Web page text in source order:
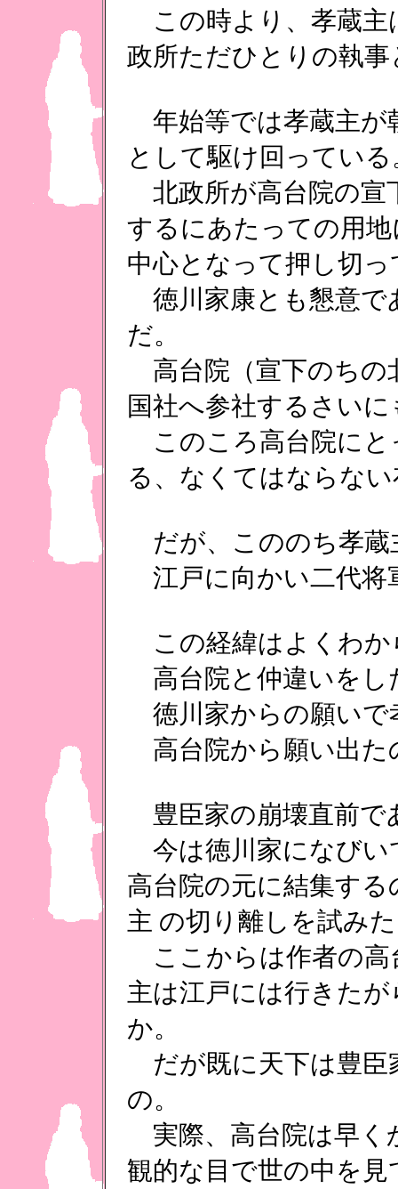
この時より、孝蔵主
政所ただひとりの執
年始等では孝蔵主が
として駆け回っている
北政所が高台院の宣
するにあたっての用
中心となって押し切
徳川家康とも懇意で
だ。
高台院（宣下のちの
国社へ参社するさい
このころ高台院にと
る、なくてはならな
だが、こののち孝蔵
江戸に向かい二代将
この経緯はよくわか
高台院と仲違いをし
徳川家からの願いで
高台院から願い出た
豊臣家の崩壊直前で
今は徳川家になびい
高台院の元に結集す
主 の切り離しを試み
ここからは作者の高
主は江戸には行きた
か。
だが既に天下は豊臣
の。
実際、高台院は早く
観的な目で世の中を見